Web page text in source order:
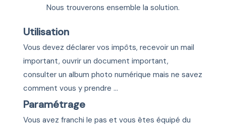
Nous trouverons ensemble la solution.
Utilisation
Vous devez déclarer vos impôts, recevoir un mail
important, ouvrir un document important,
consulter un album photo numérique mais ne savez
comment vous y prendre …
Paramétrage
Vous avez franchi le pas et vous êtes équipé du